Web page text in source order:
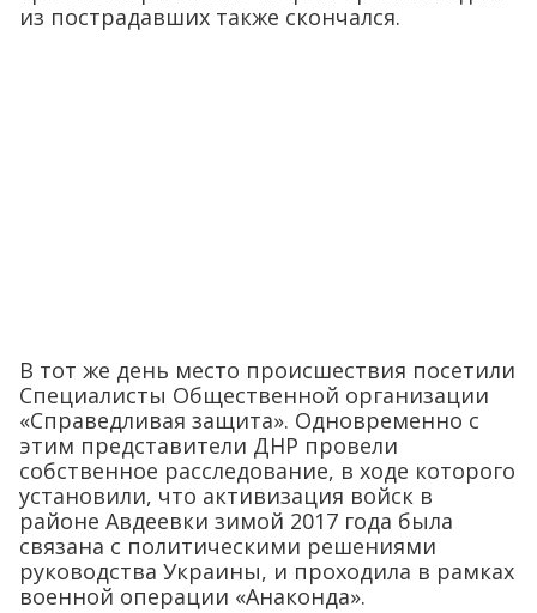
из пострадавших также скончался.
В тот же день место происшествия посетили
Специалисты Общественной организации
«Справедливая защита». Одновременно с
этим представители ДНР провели
собственное расследование, в ходе которого
установили, что активизация войск в
районе Авдеевки зимой 2017 года была
связана с политическими решениями
руководства Украины, и проходила в рамках
военной операции «Анаконда».